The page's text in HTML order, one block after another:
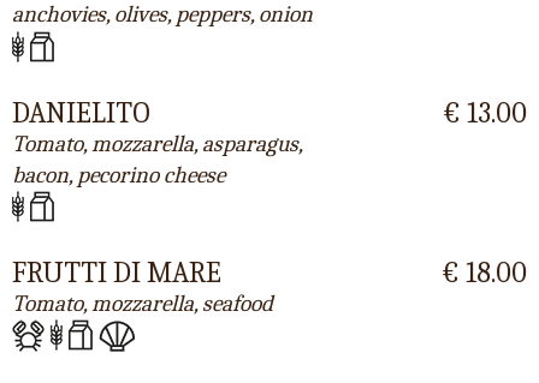
anchovies, olives, peppers, onion
DANIELITO
Tomato, mozzarella, asparagus,
bacon, pecorino cheese
€ 13.00
FRUTTI DI MARE
Tomato, mozzarella, seafood
€ 18.00